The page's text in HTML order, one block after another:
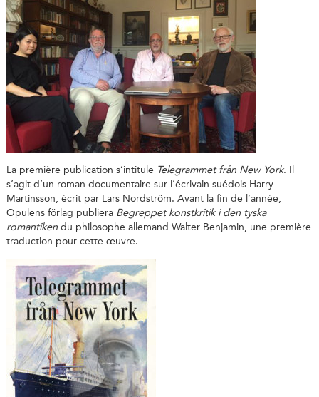
La première publication s’intitule Telegrammet från New York. Il
s’agit d’un roman documentaire sur l’écrivain suédois Harry
Martinsson, écrit par Lars Nordström. Avant la fin de l’année,
Opulens förlag publiera Begreppet konstkritik i den tyska
romantikendu philosophe allemand Walter Benjamin, une première
traduction pour cette œuvre.